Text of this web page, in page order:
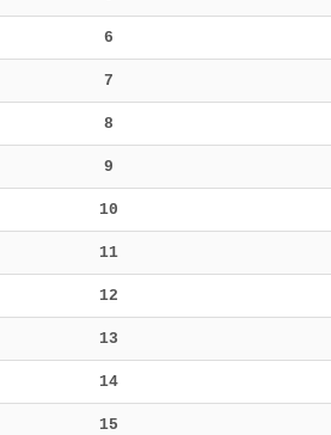
6
7
8
9
10
11
12
13
14
15